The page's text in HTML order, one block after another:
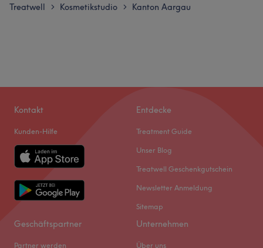
Treatwell > Kosmetikstudio > Kanton Aargau
Kontakt
Kunden-Hilfe
Entdecke
Treatment Guide
Unser Blog
Treatwell Geschenkgutschein
Newsletter Anmeldung
Sitemap
Geschäftspartner
Partner werden
Unternehmen
Über uns